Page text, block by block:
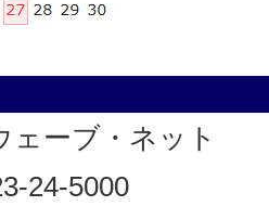
ェーブ・ネット
24-5000